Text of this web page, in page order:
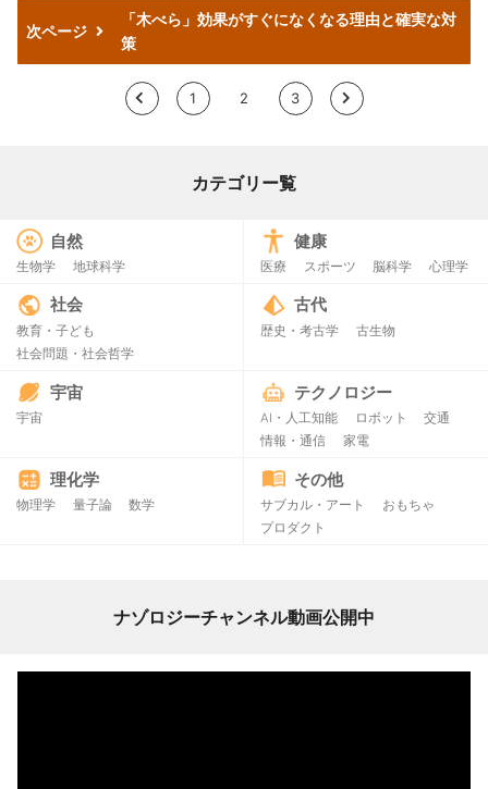
次ページ
「木べら」効果がすぐになくなる理由と確実な対
策
< 1 2 3 >
カテゴリー覧
自然
生物学 地球科学
健康
医療 スポーツ 脳科学 心理学
社会
教育・子ども
社会問題・社会哲学
古代
歴史・考古学 古生物
宇宙
宇宙
テクノロジー
AI・人工知能 ロボット
交通
情報・通信
家電
理化学
物理学 量子論 数学
その他
サブカル・アート
おもちゃ
プロダクト
ナゾロジーチャンネル動画公開中